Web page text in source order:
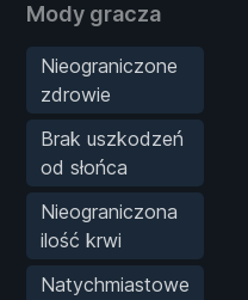
Mody gracza
Nieograniczone
zdrowie
Brak uszkodzeń
od słońca
Nieograniczona
ilość krwi
Natychmiastowe